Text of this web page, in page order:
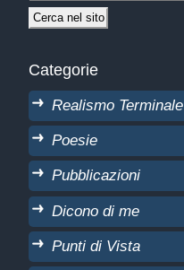
Categorie
Realismo Terminale
Poesie
Pubblicazioni
Dicono di me
Punti di Vista